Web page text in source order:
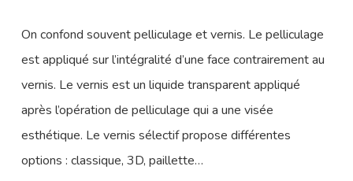
On confond souvent pelliculage et vernis. Le pelliculage
est appliqué sur l’intégralité d’une face contrairement au
vernis. Le vernis est un liquide transparent appliqué
après l’opération de pelliculage qui a une visée
esthétique. Le vernis sélectif propose différentes
options : classique, 3D, paillette…